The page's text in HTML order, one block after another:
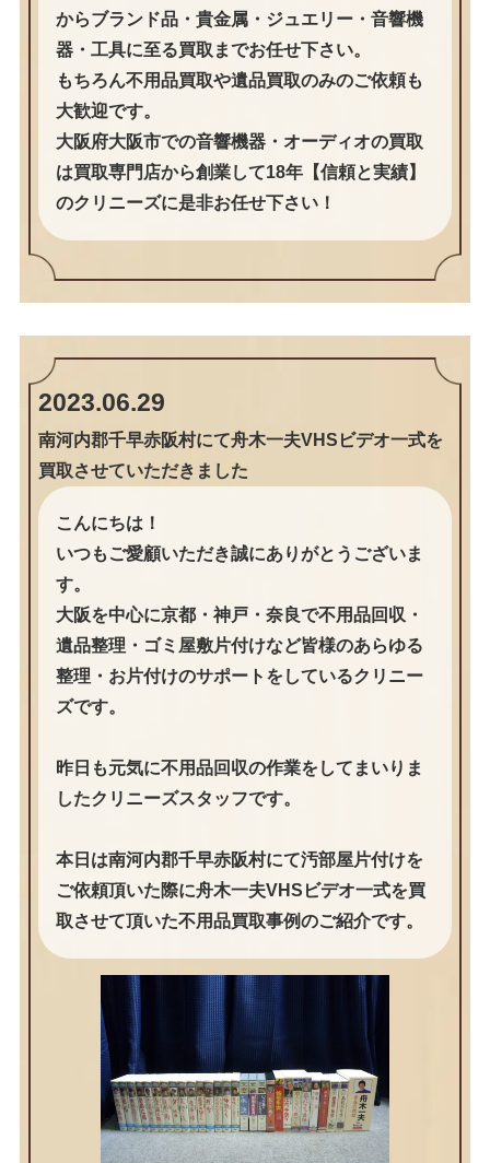
からブランド品・貴金属・ジュエリー・音響機
器・工具に至る買取までお任せ下さい。
もちろん不用品買取や遺品買取のみのご依頼も
大歓迎です。
大阪府大阪市での音響機器・オーディオの買取
は買取専門店から創業して18年【信頼と実績】
のクリニーズに是非お任せ下さい！
2023.06.29
南河内郡千早赤阪村にて舟木一夫VHSビデオ一式を
買取させていただきました
こんにちは！
いつもご愛顧いただき誠にありがとうございま
す。
大阪を中心に京都・神戸・奈良で不用品回収・
遺品整理・ゴミ屋敷片付けなど皆様のあらゆる
整理・お片付けのサポートをしているクリニー
ズです。
昨日も元気に不用品回収の作業をしてまいりま
したクリニーズスタッフです。
本日は南河内郡千早赤阪村にて汚部屋片付けを
ご依頼頂いた際に舟木一夫VHSビデオ一式を買
取させて頂いた不用品買取事例のご紹介です。